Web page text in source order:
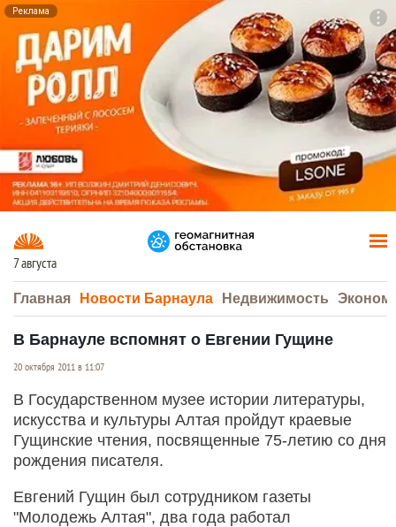
Реклама
7 августа
Главная Новости Барнаула Недвижимость
В Барнауле вспомнят о Евгении Гущине
20 октября 2011 в 11:07
В Государственном музее истории литературы,
искусства и культуры Алтая пройдут краевые
Гущин­ские чтения, посвященные 75-летию со дня
рождения писателя.
Евгений Гущин был сотрудником газеты
"Молодежь Алтая", два года работал